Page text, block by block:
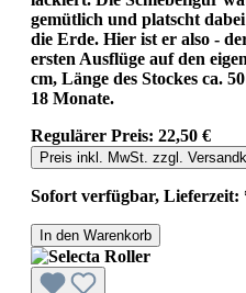
gemütlich und platscht
die Erde. Hier ist er also -
ersten Ausflüge auf den
cm, Länge des Stockes ca.
18 Monate.
Regulärer Preis: 22,50 €
Preis inkl. MwSt. zzgl.
Sofort verfügbar, Lieferzeit:
In den Warenkorb